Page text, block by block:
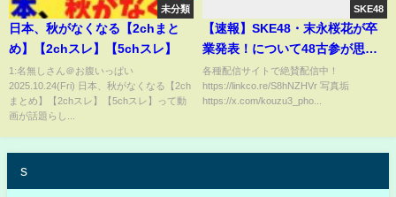
未分類
日本、秋がなくなる【2chまと
め】【2chスレ】【5chスレ】
1:名無しさん＠お腹いっぱい
2025.10.24(Fri) 日本、秋がなくなる【2ch
まとめ】【2chスレ】【5chスレ】って動
画が話題らし...
SKE48
【速報】SKE48・末永桜花が卒
業発表！について48古参が思う
こと【SKE48】
各種配信サイトで絶賛配信中！
https://linkco.re/S8hNZHVr 写真垢
https://x.com/kouzu3_pho...
s